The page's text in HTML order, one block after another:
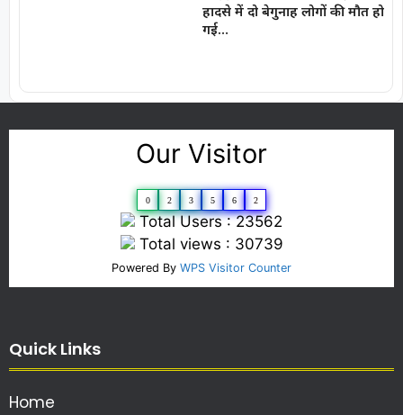
हादसे में दो बेगुनाह लोगों की मौत हो
गई…
Our Visitor
0 2 3 5 6 2
Total Users : 23562
Total views : 30739
Powered By WPS Visitor Counter
Quick Links
Home